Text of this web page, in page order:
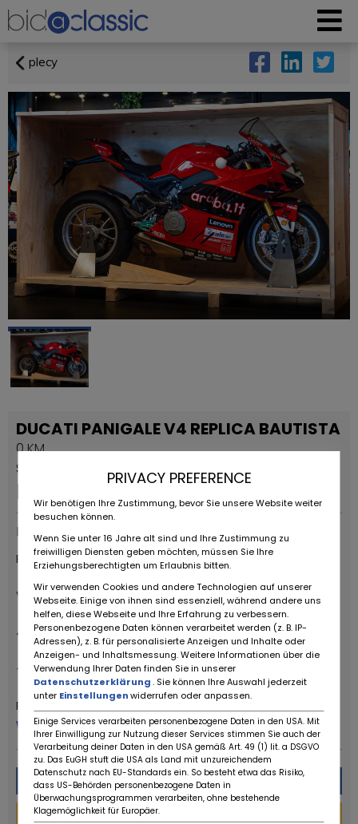
plecy
DUCATI PANIGALE V4 REPLICA BAUTISTA
0 KM
Stała reklama
EUR 99.000,-
Dostawców
RUOTE DA SOGNO S.R.L
Via Daniele da Torricella, 29
42122 Reggio Emilia
+39 0522 268511
Ruote da Sogno
więcej od tego sprzedawcy
Wiadomość
Kalkulator finansowania
PRIVACY PREFERENCE
Wir benötigen Ihre Zustimmung, bevor Sie unsere Website weiter
besuchen können.
Wenn Sie unter 16 Jahre alt sind und Ihre Zustimmung zu
freiwilligen Diensten geben möchten, müssen Sie Ihre
Erziehungsberechtigten um Erlaubnis bitten.
Wir verwenden Cookies und andere Technologien auf unserer
Webseite. Einige von ihnen sind essenziell, während andere uns
helfen, diese Webseite und Ihre Erfahrung zu verbessern.
Personenbezogene Daten können verarbeitet werden (z. B. IP-
Adressen), z. B. für personalisierte Anzeigen und Inhalte oder
Anzeigen- und Inhaltsmessung. Weitere Informationen über die
Verwendung Ihrer Daten finden Sie in unserer
Datenschutzerklärung. Sie können Ihre Auswahl jederzeit
unter Einstellungenwiderrufen oder anpassen.
Einige Services verarbeiten personenbezogene Daten in den USA. Mit
Ihrer Einwilligung zur Nutzung dieser Services stimmen Sie auch der
Verarbeitung deiner Daten in den USA gemäß Art. 49 (1) lit. a DSGVO
zu. Das EuGH stuft die USA als Land mit unzureichendem
Datenschutz nach EU-Standards ein. So besteht etwa das Risiko,
dass US-Behörden personenbezogene Daten in
Überwachungsprogrammen verarbeiten, ohne bestehende
Klagemöglichkeit für Europäer.